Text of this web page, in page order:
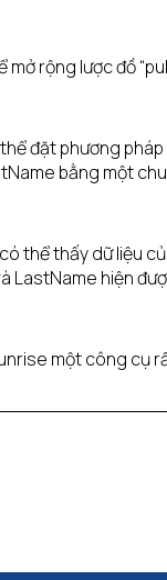
rộng lược đồ
đặt phương
bằng một
thể thấy dữ liệu
LastName hiện
một công cụ